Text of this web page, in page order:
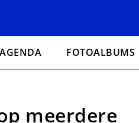
AGENDA FOTOALBUMS
meerdere